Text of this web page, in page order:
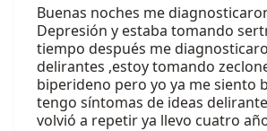
Buenas noches me
Depresión y estaba tomando
tiempo después me
delirantes ,estoy tomando
biperideno pero yo ya me siento
tengo síntomas de ideas
volvió a repetir ya llevo cuatro